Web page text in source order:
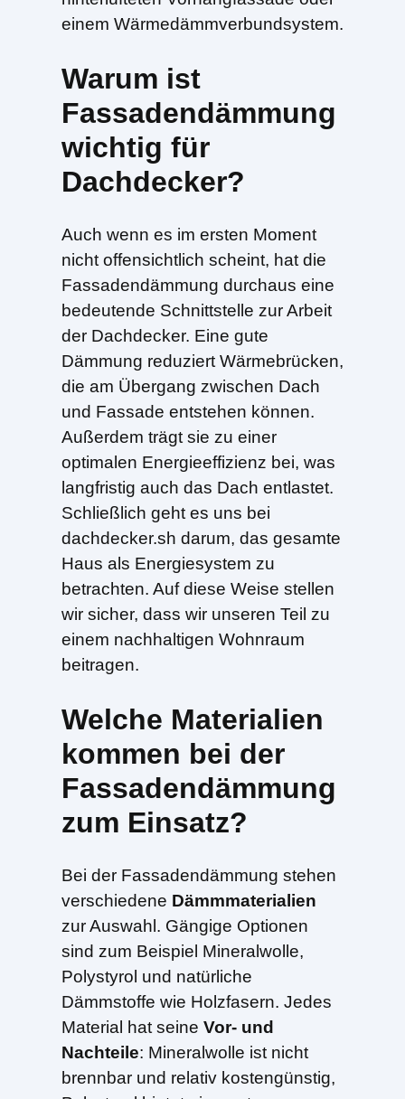
einem Wärmedämmverbundsystem.
Warum ist
Fassadendämmung
wichtig für
Dachdecker?
Auch wenn es im ersten Moment
nicht offensichtlich scheint, hat die
Fassadendämmung durchaus eine
bedeutende Schnittstelle zur Arbeit
der Dachdecker. Eine gute
Dämmung reduziert Wärmebrücken,
die am Übergang zwischen Dach
und Fassade entstehen können.
Außerdem trägt sie zu einer
optimalen Energieeffizienz bei, was
langfristig auch das Dach entlastet.
Schließlich geht es uns bei
dachdecker.sh darum, das gesamte
Haus als Energiesystem zu
betrachten. Auf diese Weise stellen
wir sicher, dass wir unseren Teil zu
einem nachhaltigen Wohnraum
beitragen.
Welche Materialien
kommen bei der
Fassadendämmung
zum Einsatz?
Bei der Fassadendämmung stehen
verschiedene Dämmmaterialien
zur Auswahl. Gängige Optionen
sind zum Beispiel Mineralwolle,
Polystyrol und natürliche
Dämmstoffe wie Holzfasern. Jedes
Material hat seine Vor- und
Nachteile: Mineralwolle ist nicht
brennbar und relativ kostengünstig,